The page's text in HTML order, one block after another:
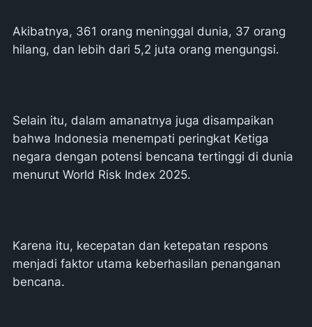
Akibatnya, 361 orang meninggal dunia, 37 orang
hilang, dan lebih dari 5,2 juta orang mengungsi.
Selain itu, dalam amanatnya juga disampaikan
bahwa Indonesia menempati peringkat Ketiga
negara dengan potensi bencana tertinggi di dunia
menurut World Risk Index 2025.
Karena itu, kecepatan dan ketepatan respons
menjadi faktor utama keberhasilan penanganan
bencana.